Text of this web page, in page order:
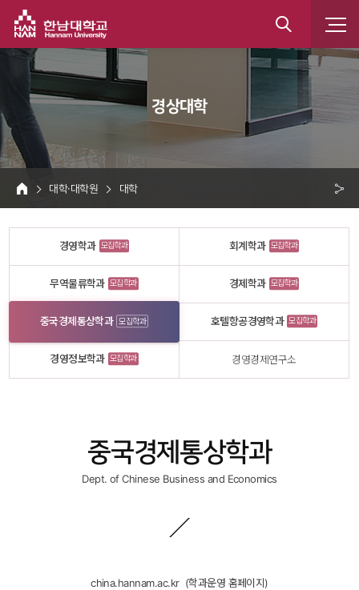
통
합
검
경상대학
HOME
대학·대학원 대학
경영학과 모집학과 회계학과 모집학과
무역물류학과 모집학과 경제학과 모집학과
중국경제통상학과 모집학과 호텔항공경영학과 모집학과
경영정보학과 모집학과 경영경제연구소
중국경제통상학과
Dept. of Chinese Business and Economics
china.hannam.ac.kr (학과운영 홈페이지)